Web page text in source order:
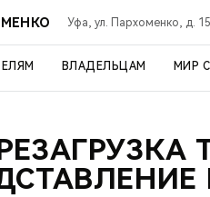
Уфа, ул. Пархоменко, д.
ВЛАДЕЛЬЦАМ МИР